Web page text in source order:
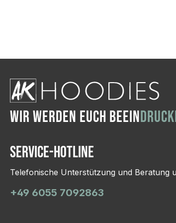
Wir
WIR WERDEN EUCH BEEIN
Service-Hotline
Telefonische Unterstützung und Beratung
+49 6055 7092863